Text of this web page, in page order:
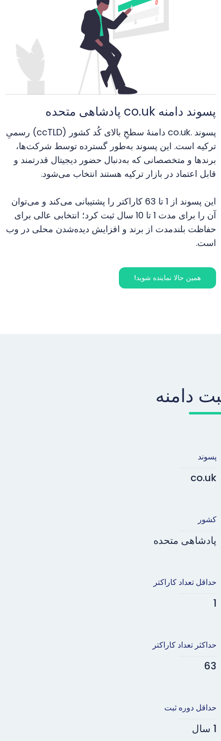
پسوند دامنه co.uk پادشاهی متحده
پسوند .co.uk دامنهٔ سطحِ بالای کُد کشور (ccTLD) رسمیِ
ترکیه است. این پسوند به‌طور گسترده توسط شرکت‌ها،
برندها و متخصصانی که به‌دنبال حضور دیجیتال قدرتمند و
قابل اعتماد در بازار ترکیه هستند انتخاب می‌شود.
این پسوند از 1 تا 63 کاراکتر را پشتیبانی می‌کند و می‌توان
آن را برای مدت 1 تا 10 سال ثبت کرد؛ انتخابی عالی برای
حفاظت بلندمدت از برند و افزایش دیده‌شدن محلی در وب
است.
همین حالا نماینده شوید!
دامنه
پسوند
co.uk
کشور
پادشاهی متحده
حداقل تعداد کاراکتر
1
حداکثر تعداد کاراکتر
63
حداقل دوره ثبت
1 سال